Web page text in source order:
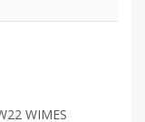
WIMES